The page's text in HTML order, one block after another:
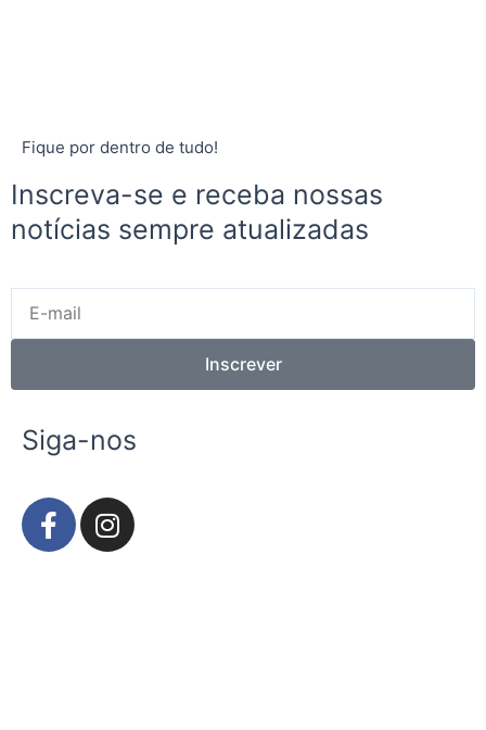
Fique por dentro de tudo!
Inscreva-se e receba nossas
notícias sempre atualizadas
mail
Inscrever
Siga-nos
F
a
I
n